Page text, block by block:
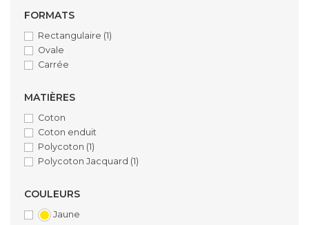
FORMATS
Rectangulaire (1)
Ovale
Carrée
MATIÈRES
Coton
Coton enduit
Polycoton (1)
Polycoton Jacquard (1)
COULEURS
Jaune